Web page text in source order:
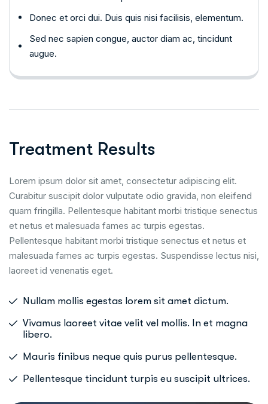
Donec et orci dui. Duis quis nisi facilisis, elementum.
Sed nec sapien congue, auctor diam ac, tincidunt
augue.
Treatment Results
Lorem ipsum dolor sit amet, consectetur adipiscing elit.
Curabitur suscipit dolor vulputate odio gravida, non eleifend
quam fringilla. Pellentesque habitant morbi tristique senectus
et netus et malesuada fames ac turpis egestas.
Pellentesque habitant morbi tristique senectus et netus et
malesuada fames ac turpis egestas. Suspendisse lectus nisi,
laoreet id venenatis eget.
Nullam mollis egestas lorem sit amet dictum.
Vivamus laoreet vitae velit vel mollis. In et magna
libero.
Mauris finibus neque quis purus pellentesque.
Pellentesque tincidunt turpis eu suscipit ultrices.